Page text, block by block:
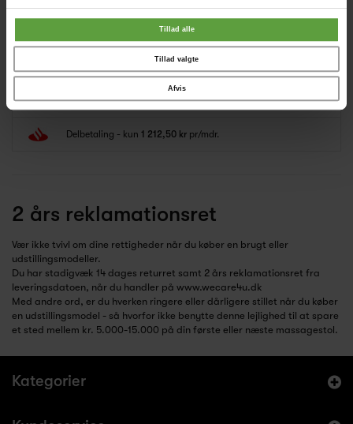
Tillad alle
Tillad valgte
Afvis
DEMO - iCare Stellaline 3D massagestol
64 500,00 krinkl. moms
Delbetaling - kun 1 212,50 kr pr/mdr.
2 års reklamationsret
Vær ikke tvivl om dine rettigheder når du køber en brugt eller
udstillingsmodeller.
Du har stadigvæk 14 dages returret samt 2 års reklamationsret fra
leveringsdatoen, når du handler på www.wecare4u.dk
Med andre ord, er du hverken ringere eller dårligere stillet når du køber
en udstillingsmodel - så hvorfor ikke benytte denne lejlighed til at spare
et sted mellem kr. 5.000-15.000 på din første eller næste massagestol.
Kategorier